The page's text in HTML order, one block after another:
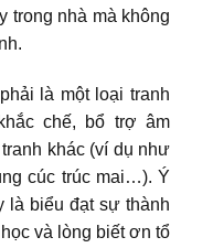
trong nhà mà không
là một loại tranh
chế, bổ trợ âm
khác (ví dụ như
cúc trúc mai…). Ý
là biểu đạt sự thành
và lòng biết ơn tổ